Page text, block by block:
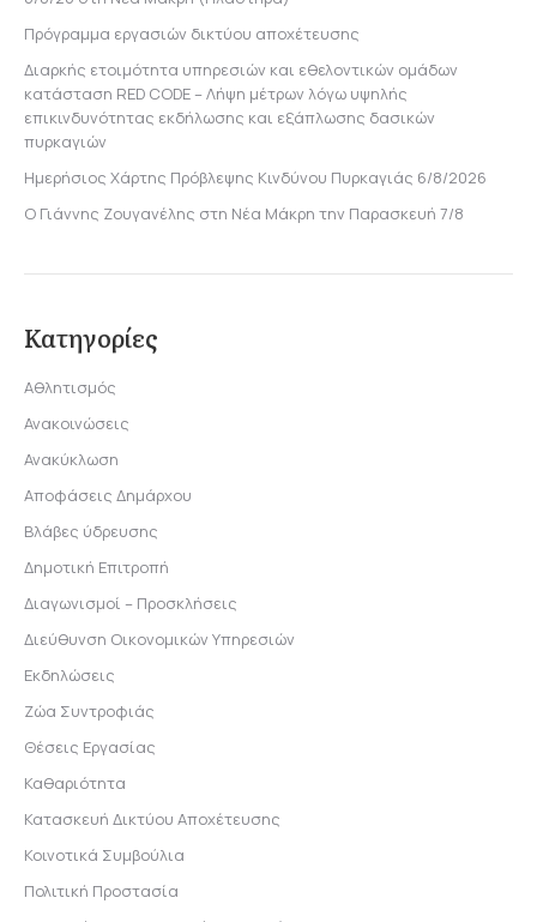
Πρόγραμμα εργασιών δικτύου αποχέτευσης
Διαρκής ετοιμότητα υπηρεσιών και εθελοντικών ομάδων
κατάσταση RED CODE – Λήψη μέτρων λόγω υψηλής
επικινδυνότητας εκδήλωσης και εξάπλωσης δασικών
πυρκαγιών
Ημερήσιος Χάρτης Πρόβλεψης Κινδύνου Πυρκαγιάς 6/8/2026
Ο Γιάννης Ζουγανέλης στη Νέα Μάκρη την Παρασκευή 7/8
Κατηγορίες
Αθλητισμός
Ανακοινώσεις
Ανακύκλωση
Αποφάσεις Δημάρχου
Βλάβες ύδρευσης
Δημοτική Επιτροπή
Διαγωνισμοί – Προσκλήσεις
Διεύθυνση Οικονομικών Υπηρεσιών
Εκδηλώσεις
Ζώα Συντροφιάς
Θέσεις Εργασίας
Καθαριότητα
Κατασκευή Δικτύου Αποχέτευσης
Κοινοτικά Συμβούλια
Πολιτική Προστασία